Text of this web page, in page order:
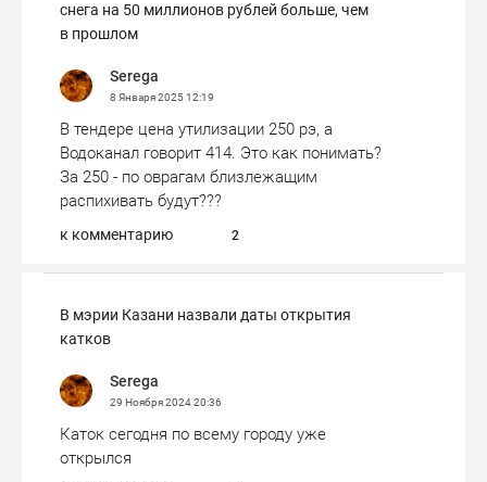
снега на 50 миллионов рублей больше, чем
в прошлом
Serega
8 Января 202512:19
В тендере цена утилизации 250 рэ, а
Водоканал говорит 414. Это как понимать?
За 250 - по оврагам близлежащим
распихивать будут???
к комментарию 2
В мэрии Казани назвали даты открытия
катков
Serega
29 Ноября 202420:36
Каток сегодня по всему городу уже
открылся